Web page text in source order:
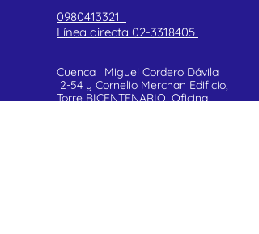
0980413321
Línea directa 02-3318405
Cuenca | Miguel Cordero Dávila
2-54 y Cornelio Merchan Edificio,
Torre BICENTENARIO, Oficina